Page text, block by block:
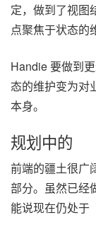
定，做到了视图
点聚焦于状态的
Handie 要做到
态的维护变为对
本身。
规划中的
前端的疆土很广
部分。虽然已经
能说现在仍处于